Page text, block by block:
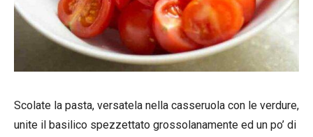
Scolate la pasta, versatela nella casseruola con le verdure,
unite il basilico spezzettato grossolanamente ed un po’ di